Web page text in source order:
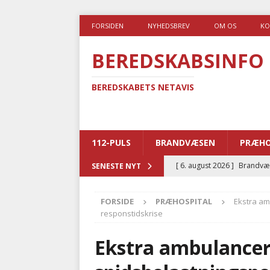
FORSIDEN NYHEDSBREV OM OS
BEREDSKABSINFO
BEREDSKABETS NETAVIS
112-PULS BRANDVÆSEN
SENESTE NYT [ 6. august 2026 ]
[ 5. august 2026 ] Advarer:
[ 5. august 2026 ] Ny
[ 4. august 2026 ]
FORSIDE PRÆHOSPITAL
Ekstra
responstidskrise
Ekstra